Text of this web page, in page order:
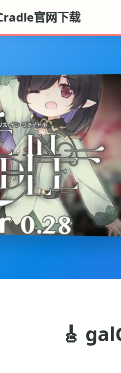
官网下载
🎸